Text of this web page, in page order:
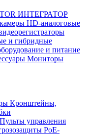
ИНТЕГРАТОР
HD-аналоговые
и гибридные
и питание
Мониторы
Кронштейны,
Пульты управления
PoE-